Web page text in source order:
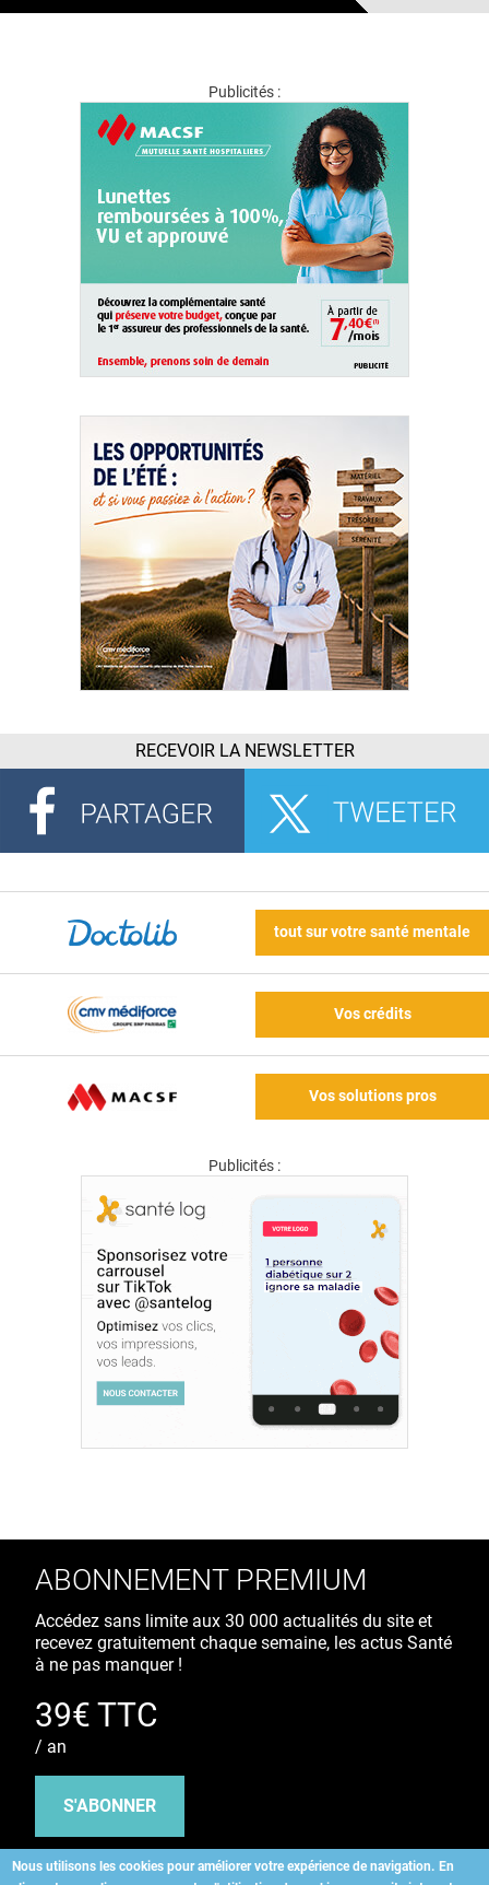
Publicités :
RECEVOIR LA NEWSLETTER
tout sur votre santé mentale
Vos crédits
Vos solutions pros
Publicités :
Nous utilisons les cookies pour améliorer votre expérience de navigation. En
ABONNEMENT PREMIUM
Accédez sans limite aux 30 000 actualités du site et
recevez gratuitement chaque semaine, les actus Santé
à ne pas manquer !
39€ TTC
/ an
S'ABONNER